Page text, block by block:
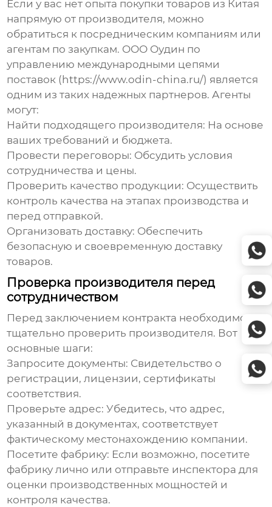
Если у вас нет опыта покупки товаров из Китая
напрямую от производителя, можно
обратиться к посредническим компаниям или
агентам по закупкам. ООО Оудин по
управлению международными цепями
поставок ( https://www.odin-china.ru/) является
одним из таких надежных партнеров. Агенты
могут:
Найти подходящего производителя: На основе
ваших требований и бюджета.
Провести переговоры: Обсудить условия
сотрудничества и цены.
Проверить качество продукции: Осуществить
контроль качества на этапах производства и
перед отправкой.
Организовать доставку: Обеспечить
безопасную и своевременную доставку
товаров.
Проверка производителя перед
сотрудничеством
Перед заключением контракта необходимо
тщательно проверить производителя. Вот
основные шаги:
Запросите документы: Свидетельство о
регистрации, лицензии, сертификаты
соответствия.
Проверьте адрес: Убедитесь, что адрес,
указанный в документах, соответствует
фактическому местонахождению компании.
Посетите фабрику: Если возможно, посетите
фабрику лично или отправьте инспектора для
оценки производственных мощностей и
контроля качества.